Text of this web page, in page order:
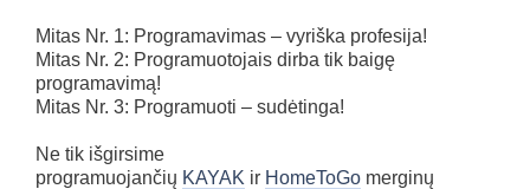
Mitas Nr. 1: Programavimas – vyriška profesija!
Mitas Nr. 2: Programuotojais dirba tik baigę
programavimą!
Mitas Nr. 3: Programuoti – sudėtinga!
Ne tik išgirsime
programuojančių KAYAK ir HomeToGo merginų